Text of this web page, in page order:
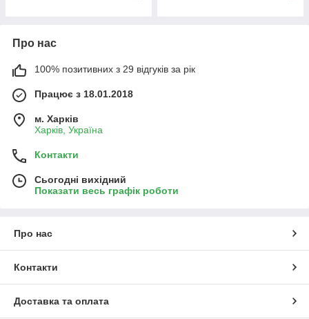
Про нас
100% позитивних з 29 відгуків за рік
Працює з 18.01.2018
м. Харків
Харків, Україна
Контакти
Сьогодні вихідний
Показати весь графік роботи
Про нас
Контакти
Доставка та оплата